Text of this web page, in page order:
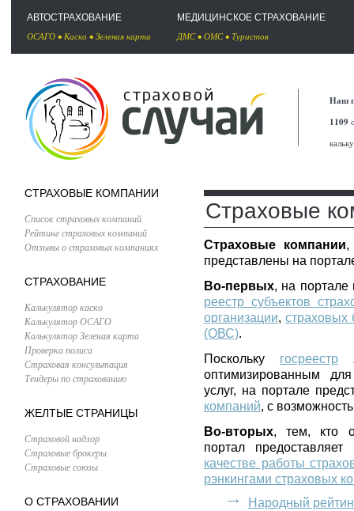
АВТОСТРАХОВАНИЕ
ОСАГО • Каско • Зеленая карта
МЕДИЦИНСКОЕ СТРАХОВАНИЕ
ДМС• ОМС• Туристов
Наш
1109
СТРАХОВЫЕ КОМПАНИИ
Список страховых компаний
Рейтинг страховых компаний
Отзывы о страховых компаниях
СТРАХОВАНИЕ
Калькулятор каско
Калькулятор ОСАГО
Калькулятор Зеленая карта
Проверка полиса
Страховая консультация
Тендеры по страхованию
ЖЕЛТЫЕ СТРАНИЦЫ
Страховой надзор
Страховые брокеры
Страховые союзы
О СТРАХОВАНИИ
Страховые
Страховые компании,
представлены на
Во-первых, на
реестр субъектов
организации, страховых
(ОВС).
Поскольку госреестр
оптимизированным
услуг, на портале
компаний, с
Во-вторых, тем, кто
портал
качестве работы
рэнкингами страховых
Народный